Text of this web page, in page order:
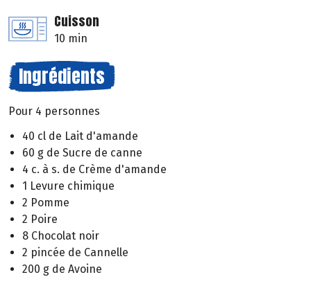
Cuisson
10 min
Ingrédients
Pour 4 personnes
40 cl de Lait d'amande
60 g de Sucre de canne
4 c. à s. de Crème d'amande
1 Levure chimique
2 Pomme
2 Poire
8 Chocolat noir
2 pincée de Cannelle
200 g de Avoine